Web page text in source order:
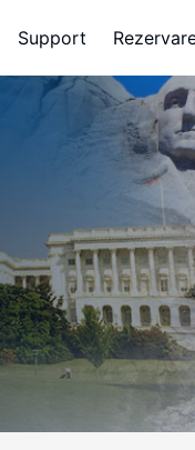
Support